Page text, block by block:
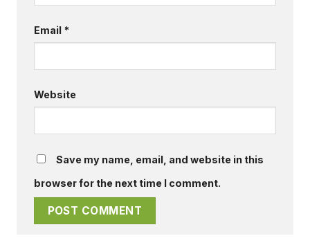
Email *
Website
Save my name, email, and website in this
browser for the next time I comment.